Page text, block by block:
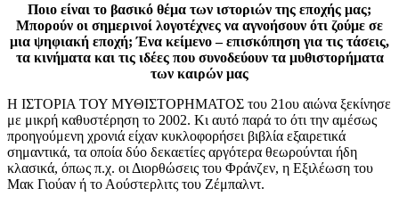
Ποιο είναι το βασικό θέμα των ιστοριών της εποχής μας;
Μπορούν οι σημερινοί λογοτέχνες να αγνοήσουν ότι ζούμε σε
μια ψηφιακή εποχή; Ένα κείμενο – επισκόπηση για τις τάσεις,
τα κινήματα και τις ιδέες που συνοδεύουν τα μυθιστορήματα
των καιρών μας
Η ΙΣΤΟΡΙΑ ΤΟΥ ΜΥΘΙΣΤΟΡΗΜΑΤΟΣ του 21ου αιώνα ξεκίνησε
με μικρή καθυστέρηση το 2002. Κι αυτό παρά το ότι την αμέσως
προηγούμενη χρονιά είχαν κυκλοφορήσει βιβλία εξαιρετικά
σημαντικά, τα οποία δύο δεκαετίες αργότερα θεωρούνται ήδη
κλασικά, όπως π.χ. οι Διορθώσεις του Φράνζεν, η Εξιλέωση του
Μακ Γιούαν ή το Αούστερλιτς του Ζέμπαλντ.